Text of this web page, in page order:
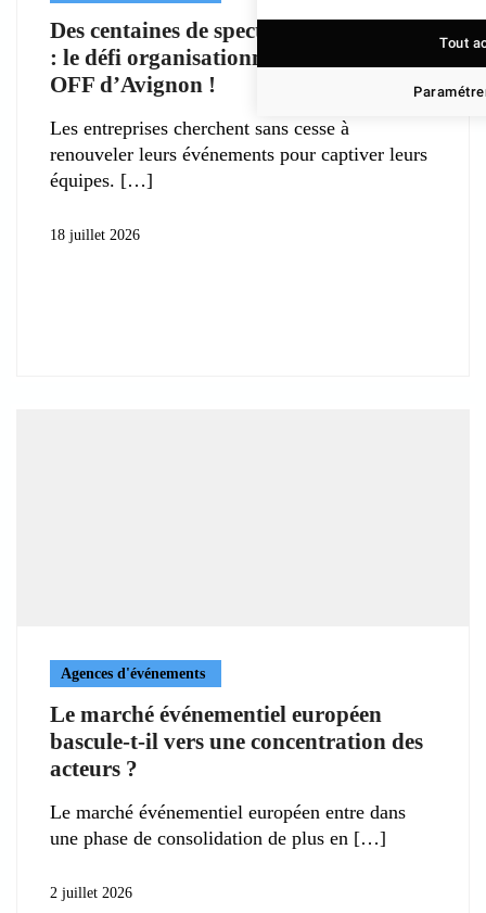
Des centaines de spectacles en parallèle
: le défi organisationnel du Festival
OFF d’Avignon !
Les entreprises cherchent sans cesse à
renouveler leurs événements pour captiver leurs
équipes.
18 juillet 2026
Agences d'événements
Le marché événementiel européen
bascule-t-il vers une concentration des
acteurs ?
Le marché événementiel européen entre dans
une phase de consolidation de plus en
2 juillet 2026
Tout